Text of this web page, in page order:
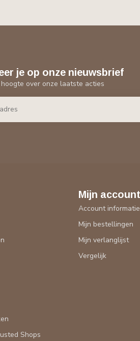
je op onze nieuwsbrief
over onze laatste acties
Shops
Mijn account
Account informatie
Mijn bestellingen
Mijn verlanglijst
Vergelijk